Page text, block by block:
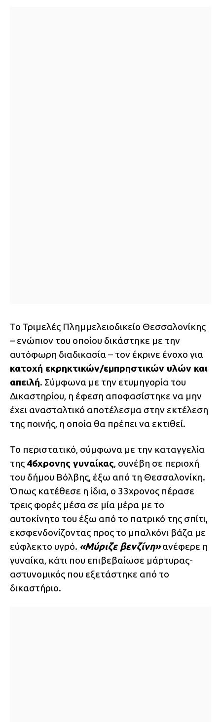
Το Τριμελές Πλημμελειοδικείο Θεσσαλονίκης
– ενώπιον του οποίου δικάστηκε με την
αυτόφωρη διαδικασία – τον έκρινε ένοχο για
κατοχή εκρηκτικών/εμπρηστικών υλών και
απειλή. Σύμφωνα με την ετυμηγορία του
Δικαστηρίου, η έφεση αποφασίστηκε να μην
έχει ανασταλτικό αποτέλεσμα στην εκτέλεση
της ποινής, η οποία θα πρέπει να εκτιθεί.
Το περιστατικό, σύμφωνα με την καταγγελία
της 46χρονης γυναίκας, συνέβη σε περιοχή
του δήμου Βόλβης, έξω από τη Θεσσαλονίκη.
Όπως κατέθεσε η ίδια, ο 33χρονος πέρασε
τρεις φορές μέσα σε μία μέρα με το
αυτοκίνητο του έξω από το πατρικό της σπίτι,
εκσφενδονίζοντας προς το μπαλκόνι βάζα με
εύφλεκτο υγρό. «Μύριζε βενζίνη»ανέφερε η
γυναίκα, κάτι που επιβεβαίωσε μάρτυρας-
αστυνομικός που εξετάστηκε από το
δικαστήριο.